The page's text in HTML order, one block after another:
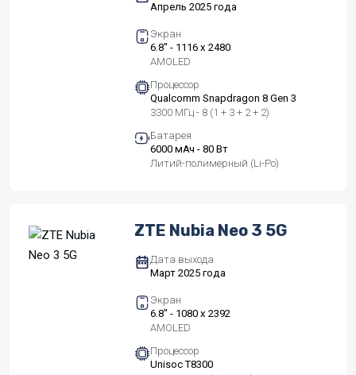
Апрель 2025 года
Экран
6.8" - 1116 x 2480
AMOLED
Процессор
Qualcomm Snapdragon 8 Gen 3
3300 МГц - 8 (1 + 3 + 2 + 2)
Батарея
6000 мАч - 80 Вт
Литий-полимерный (Li-Po)
ZTE Nubia Neo 3 5G
Дата выхода
Март 2025 года
Экран
6.8" - 1080 x 2392
AMOLED
Процессор
Unisoc T8300